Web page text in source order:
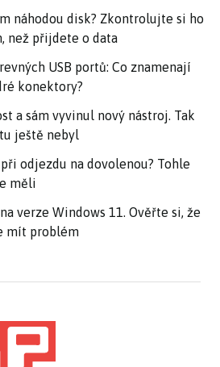
náhodou disk? Zkontrolujte si ho
než přijdete o data
USB portů: Co znamenají
konektory?
a sám vyvinul nový nástroj. Tak
ještě nebyl
odjezdu na dovolenou? Tohle
měli
verze Windows 11. Ověřte si, že
mít problém